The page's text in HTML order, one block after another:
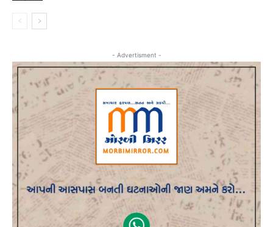
- Advertisment -